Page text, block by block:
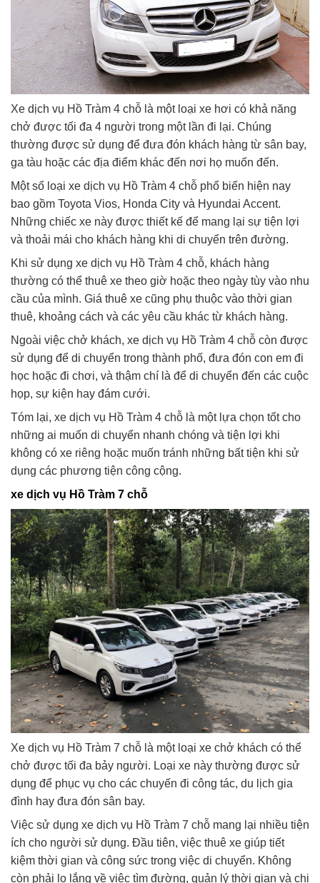
Xe dịch vụ Hồ Tràm 4 chỗ là một loại xe hơi có khả năng
chở được tối đa 4 người trong một lần đi lại. Chúng
thường được sử dụng để đưa đón khách hàng từ sân bay,
ga tàu hoặc các địa điểm khác đến nơi họ muốn đến.
Một số loại xe dịch vụ Hồ Tràm 4 chỗ phổ biến hiện nay
bao gồm Toyota Vios, Honda City và Hyundai Accent.
Những chiếc xe này được thiết kế để mang lại sự tiện lợi
và thoải mái cho khách hàng khi di chuyển trên đường.
Khi sử dụng xe dịch vụ Hồ Tràm 4 chỗ, khách hàng
thường có thể thuê xe theo giờ hoặc theo ngày tùy vào nhu
cầu của mình. Giá thuê xe cũng phụ thuộc vào thời gian
thuê, khoảng cách và các yêu cầu khác từ khách hàng.
Ngoài việc chở khách, xe dịch vụ Hồ Tràm 4 chỗ còn được
sử dụng để di chuyển trong thành phố, đưa đón con em đi
học hoặc đi chơi, và thậm chí là để di chuyển đến các cuộc
họp, sự kiện hay đám cưới.
Tóm lại, xe dịch vụ Hồ Tràm 4 chỗ là một lựa chọn tốt cho
những ai muốn di chuyển nhanh chóng và tiện lợi khi
không có xe riêng hoặc muốn tránh những bất tiện khi sử
dụng các phương tiện công cộng.
xe dịch vụ Hồ Tràm 7 chỗ
Xe dịch vụ Hồ Tràm 7 chỗ là một loại xe chở khách có thể
chở được tối đa bảy người. Loại xe này thường được sử
dụng để phục vụ cho các chuyến đi công tác, du lịch gia
đình hay đưa đón sân bay.
Việc sử dụng xe dịch vụ Hồ Tràm 7 chỗ mang lại nhiều tiện
ích cho người sử dụng. Đầu tiên, việc thuê xe giúp tiết
kiệm thời gian và công sức trong việc di chuyển. Không
còn phải lo lắng về việc tìm đường, quản lý thời gian và chi